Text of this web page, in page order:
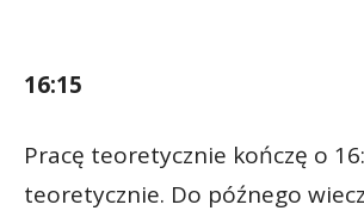
16:15
Pracę teoretycznie kończę o
teoretycznie. Do późnego